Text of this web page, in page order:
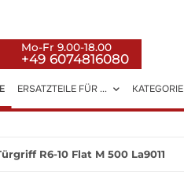
Mo-Fr 9.00-18.00
+49 6074816080
ERSATZTEILE FÜR ... KATEGORIE
R6-10 Flat M 500 La9011